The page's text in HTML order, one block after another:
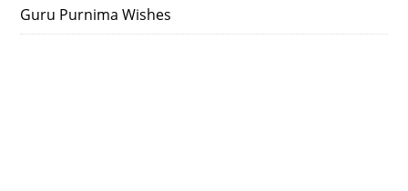
Guru Purnima Wishes